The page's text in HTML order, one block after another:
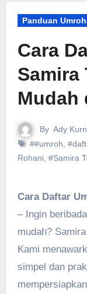
Panduan Umroh
Cara
Samira
Mudah
By Ady
##umroh,
Rohani, #Samira
Cara Daftar
– Ingin
mudah?
Kami
simpel dan